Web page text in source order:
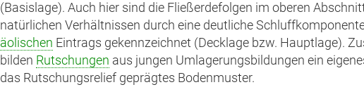
(Basislage). Auch hier sind die Fließerdefolgen im oberen
natürlichen Verhältnissen durch eine deutliche
äolischen Eintrags gekennzeichnet (Decklage bzw. Hauptlage).
bilden Rutschungen aus jungen Umlagerungsbildungen ein
das Rutschungsrelief geprägtes Bodenmuster.